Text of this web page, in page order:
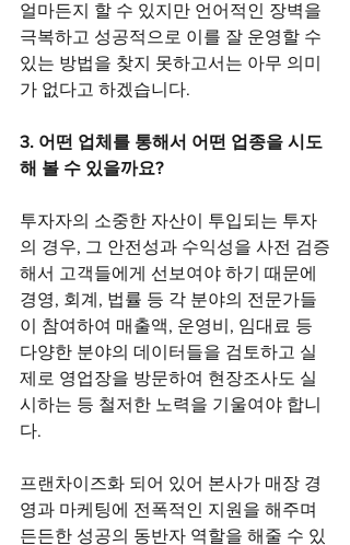
얼마든지 할 수 있지만 언어적인 장벽을
극복하고 성공적으로 이를 잘 운영할 수
있는 방법을 찾지 못하고서는 아무 의미
가 없다고 하겠습니다.
3. 어떤 업체를 통해서 어떤 업종을 시도
해 볼 수 있을까요?
투자자의 소중한 자산이 투입되는 투자
의 경우, 그 안전성과 수익성을 사전 검증
해서 고객들에게 선보여야 하기 때문에
경영, 회계, 법률 등 각 분야의 전문가들
이 참여하여 매출액, 운영비, 임대료 등
다양한 분야의 데이터들을 검토하고 실
제로 영업장을 방문하여 현장조사도 실
시하는 등 철저한 노력을 기울여야 합니
다.
프랜차이즈화 되어 있어 본사가 매장 경
영과 마케팅에 전폭적인 지원을 해주며
든든한 성공의 동반자 역할을 해줄 수 있